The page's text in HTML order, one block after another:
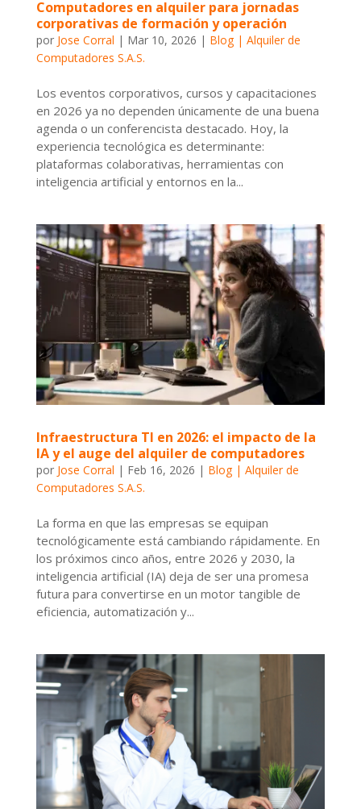
Computadores en alquiler para jornadas
corporativas de formación y operación
por Jose Corral | Mar 10, 2026 | Blog | Alquiler de
Computadores S.A.S.
Los eventos corporativos, cursos y capacitaciones
en 2026 ya no dependen únicamente de una buena
agenda o un conferencista destacado. Hoy, la
experiencia tecnológica es determinante:
plataformas colaborativas, herramientas con
inteligencia artificial y entornos en la...
Infraestructura TI en 2026: el impacto de la
IA y el auge del alquiler de computadores
por Jose Corral | Feb 16, 2026 | Blog | Alquiler de
Computadores S.A.S.
La forma en que las empresas se equipan
tecnológicamente está cambiando rápidamente. En
los próximos cinco años, entre 2026 y 2030, la
inteligencia artificial (IA) deja de ser una promesa
futura para convertirse en un motor tangible de
eficiencia, automatización y...